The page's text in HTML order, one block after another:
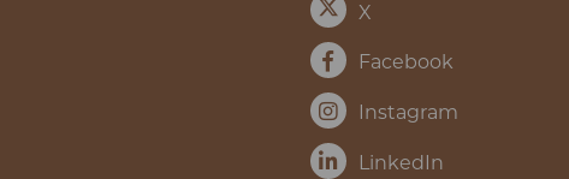
X
Facebook
Instagram
LinkedIn